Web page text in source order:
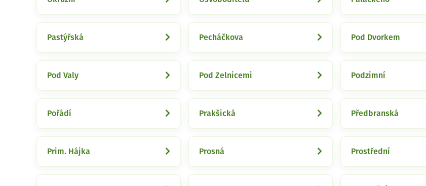
Pastýřská Pecháčkova Pod Dvorkem
Pod Valy Pod Zelnicemi Podzimní
Pořádí Prakšická Předbranská
Prim. Hájka Prosná Prostřední